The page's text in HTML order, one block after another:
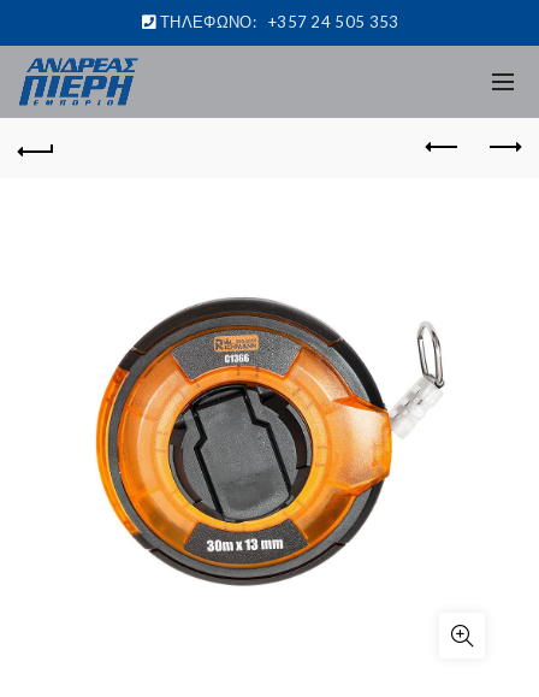
ΤΗΛΕΦΩΝΟ: +357 24 505 353